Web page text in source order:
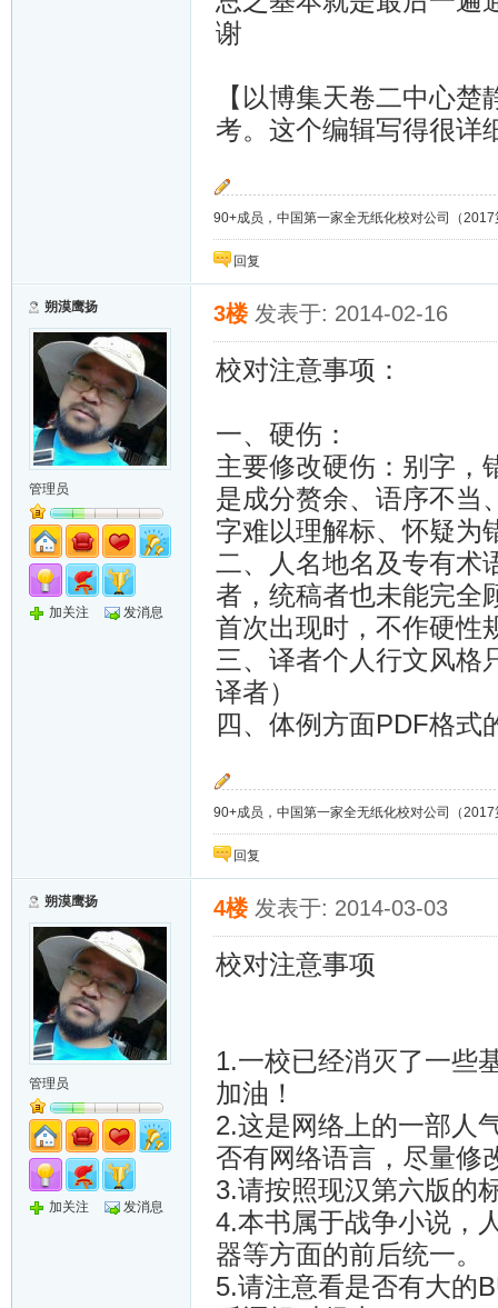
谢
【以博集天卷二中心
考。这个编辑写得很详
90+成员，中国第一家全无纸化校对公司（
回复
朔漠鹰扬
管理员
加关注 发消息
3楼 发表于: 2014-02-16
校对注意事项：
一、硬伤：
主要修改硬伤：别字，
是成分赘余、语序不当
字难以理解标、怀疑为
二、人名地名及专有术
者，统稿者也未能完全
首次出现时，不作硬性
三、译者个人行文风格
译者）
四、体例方面PDF格式
90+成员，中国第一家全无纸化校对公司（
回复
朔漠鹰扬
管理员
加关注 发消息
4楼 发表于: 2014-03-03
校对注意事项
1.一校已经消灭了一些
加油！
2.这是网络上的一部人
否有网络语言，尽量修
3.请按照现汉第六版的
4.本书属于战争小说，
器等方面的前后统一。
5.请注意看是否有大的